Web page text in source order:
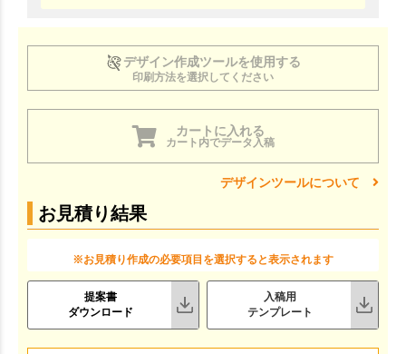
デザイン作成ツールを使用する
印刷方法を選択してください
カートに入れる
カート内でデータ入稿
デザインツールについて
お見積り結果
※お見積り作成の必要項目を選択すると表示されます
提案書
ダウンロード
入稿用
テンプレート